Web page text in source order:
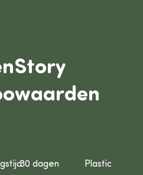
30 dagen
Plastic